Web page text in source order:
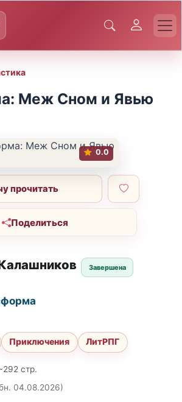
Меж Сном и Явью
0.0
прочитать
Поделиться
Завершена
стр.
04.08.2026)
Приключения ЛитРПГ